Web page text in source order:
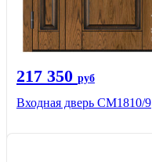
217 350 руб
Входная дверь СМ1810/9